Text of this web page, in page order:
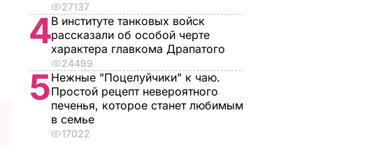
27137
4В институте танковых войск
рассказали об особой черте
характера главкома Драпатого
24499
5Нежные "Поцелуйчики" к чаю.
Простой рецепт невероятного
печенья, которое станет любимым
в семье
17022